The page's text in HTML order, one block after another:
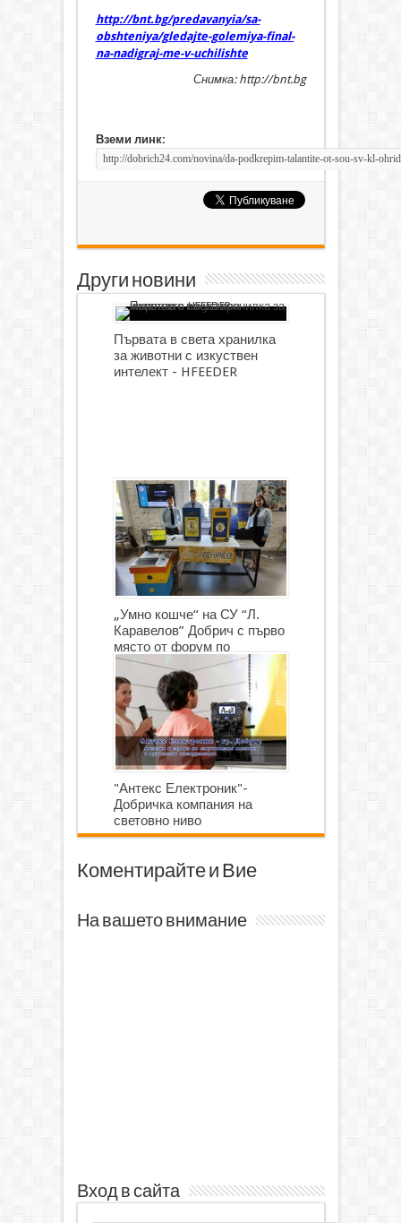
http://bnt.bg/predavanyia/sa-
obshteniya/gledajte-golemiya-final-
na-nadigraj-me-v-uchilishte
Снимка: http://bnt.bg
Вземи линк:
Други новини
Първата в света хранилка
за животни с изкуствен
интелект - HFEEDER
„Умно кошче“ на СУ “Л.
Каравелов” Добрич с първо
място от форум по
роботика
"Антекс Електроник"-
Добричка компания на
световно ниво
Коментирайте и Вие
На вашето внимание
Вход в сайта